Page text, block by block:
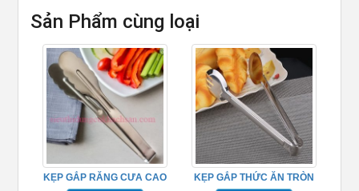
Sản Phẩm cùng loại
KẸP GẮP RĂNG CƯA CAO
KẸP GẮP THỨC ĂN TRÒN